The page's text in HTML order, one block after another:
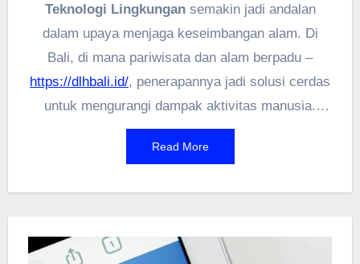
Teknologi Lingkungansemakin jadi andalan
dalam upaya menjaga keseimbangan alam. Di
Bali, di mana pariwisata dan alam berpadu –
https://dlhbali.id/, penerapannya jadi solusi cerdas
untuk mengurangi dampak aktivitas manusia.
Misalnya, pengelolaan sampah dengan sistem
canggih atau pemanfaatan energi terbarukan
jangka panjang untuk masa depan yang lebih
Read More